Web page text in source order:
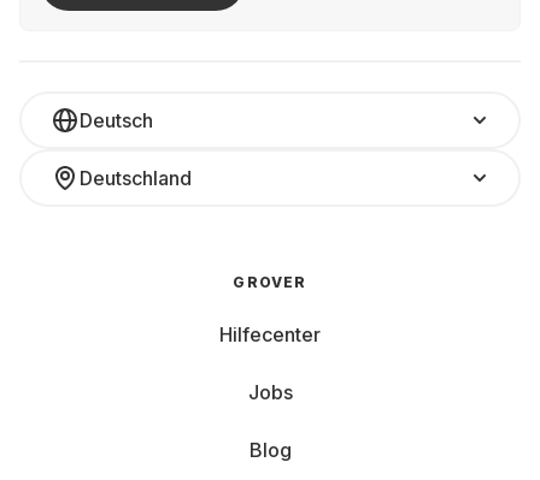
Deutsch
Deutschland
GROVER
Hilfecenter
Jobs
Blog